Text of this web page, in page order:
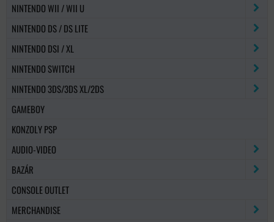
NINTENDO WII / WII U
NINTENDO DS / DS LITE
NINTENDO DSI / XL
NINTENDO SWITCH
NINTENDO 3DS/3DS XL/2DS
GAMEBOY
KONZOLY PSP
AUDIO-VIDEO
BAZÁR
CONSOLE OUTLET
MERCHANDISE